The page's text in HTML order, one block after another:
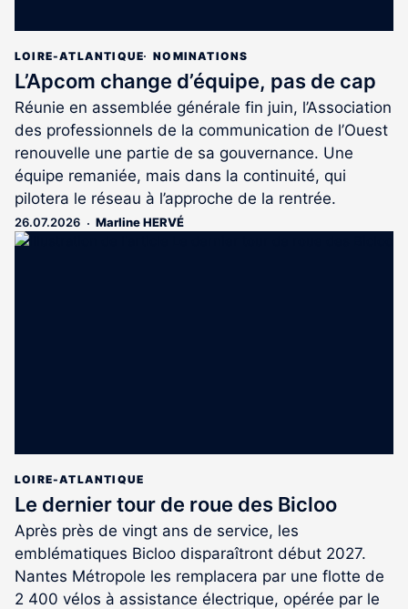
LOIRE-ATLANTIQUE NOMINATIONS
L’Apcom change d’équipe, pas de cap
Réunie en assemblée générale fin juin, l’Association
des professionnels de la communication de l’Ouest
renouvelle une partie de sa gouvernance. Une
équipe remaniée, mais dans la continuité, qui
pilotera le réseau à l’approche de la rentrée.
26.07.2026 Marline HERVÉ
LOIRE-ATLANTIQUE
Le dernier tour de roue des Bicloo
Après près de vingt ans de service, les
emblématiques Bicloo disparaîtront début 2027.
Nantes Métropole les remplacera par une flotte de
2 400 vélos à assistance électrique, opérée par le